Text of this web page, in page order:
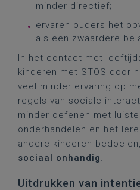
minder directief;
ervaren ouders het
als een zwaardere
In het contact met
kinderen met STOS door
veel minder ervaring op
regels van sociale
minder oefenen met
onderhandelen en het
andere kinderen
sociaal onhandig.
Uitdrukken van